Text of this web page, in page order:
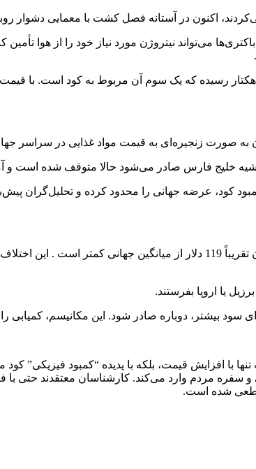
اکنون در آستانه فصل کشت با معمایی دشوار
به صورت زنجیره‌ای به قیمت مواد غذایی در سراسر
عرضه جهانی را محدود کرده و تحلیل‌گران
یا اروپا بفرستند.
بیشتر، دوباره صادر شود. این مکانیسم، کمیابی را
افزایش قیمت، بلکه با پدیده “کمبود فیزیکی” کود
و سفره مردم وارد می‌کند. کارشناسان معتقدند حتی